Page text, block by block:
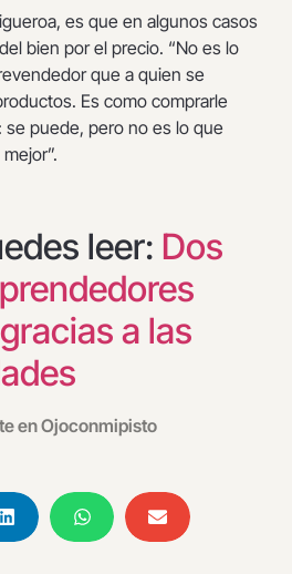
es que en algunos casos
bien por el precio. “No es lo
que a quien se
Es como comprarle
se puede, pero no es lo que
leer: Dos
a las
en Ojoconmipisto